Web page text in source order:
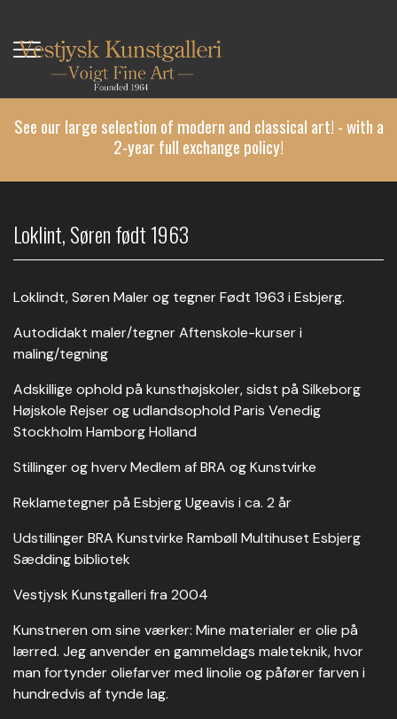
main
content
See our large selection of modern and classical art! - with a
2-year full exchange policy!
Loklint, Søren født 1963
Loklindt, Søren Maler og tegner Født 1963 i Esbjerg.
Autodidakt maler/tegner Aftenskole-kurser i
maling/tegning
Adskillige ophold på kunsthøjskoler, sidst på Silkeborg
Højskole Rejser og udlandsophold Paris Venedig
Stockholm Hamborg Holland
Stillinger og hverv Medlem af BRA og Kunstvirke
Reklametegner på Esbjerg Ugeavis i ca. 2 år
Udstillinger BRA Kunstvirke Rambøll Multihuset Esbjerg
Sædding bibliotek
Vestjysk Kunstgalleri fra 2004
Kunstneren om sine værker: Mine materialer er olie på
lærred. Jeg anvender en gammeldags maleteknik, hvor
man fortynder oliefarver med linolie og påfører farven i
hundredvis af tynde lag.